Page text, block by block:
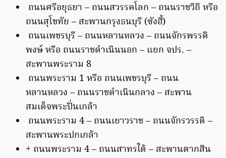
ถนนศรีอยุธยา – ถนนสวรรคโลก – ถนนราชวิถี หรือ
ถนนสุโขทัย – สะพานกรุงธนบุรี (ซังฮี้)
ถนนเพชรบุรี – ถนนหลานหลวง – ถนนจักรพรรดิ
พงษ์ หรือ ถนนราชดำเนินนอก – แยก จปร. –
สะพานพระราม 8
ถนนพระราม 1 หรือ ถนนเพชรบุรี – ถนน
หลานหลวง – ถนนราชดำเนินกลาง – สะพาน
สมเด็จพระปิ่นเกล้า
ถนนพระราม 4 – ถนนเยาวราช – ถนนจักรวรรดิ –
สะพานพระปกเกล้า
+ ถนนพระราม 4 – ถนนสาทรใต้ – สะพานตากสิน